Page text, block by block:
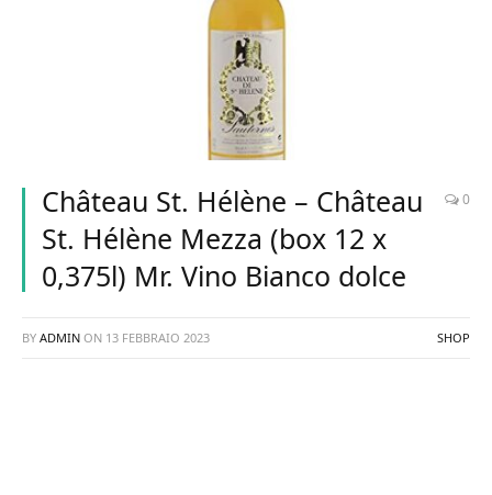
Château St. Hélène – Château
St. Hélène Mezza (box 12 x
0,375l) Mr. Vino Bianco dolce
0
BY ADMIN ON 13 FEBBRAIO 2023 SHOP